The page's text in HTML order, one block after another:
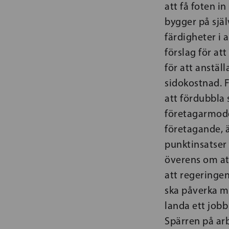
att få foten in
bygger på
färdigheter i
förslag för att
för att
sidokostnad.
att fördubbla
företagande,
punktinsatser
överens om
att
ska påverka
landa ett
Spärren på